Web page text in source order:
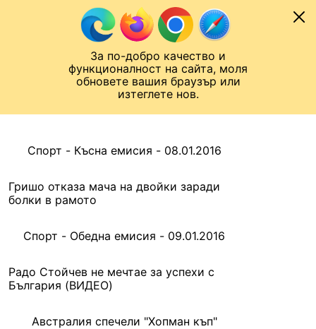
За по-добро качество и
функционалност на сайта, моля
обновете вашия браузър или
изтеглете нов.
Към съдържанието
Лига на Конференциите
Спорт - Късна емисия - 08.01.2016
Гришо отказа мача на двойки заради
болки в рамото
Спорт - Обедна емисия - 09.01.2016
Радо Стойчев не мечтае за успехи с
България (ВИДЕО)
Австралия спечели "Хопман къп"